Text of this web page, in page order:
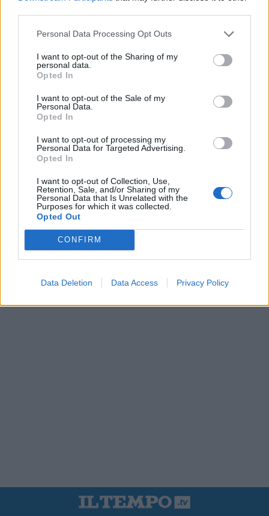
Personal Data Processing Opt Outs
I want to opt-out of the Sharing of my
personal data.
Opted In
I want to opt-out of the Sale of my
Personal Data.
Opted In
I want to opt-out of processing my
Personal Data for Targeted Advertising.
Opted In
I want to opt-out of Collection, Use,
Retention, Sale, and/or Sharing of my
Personal Data that Is Unrelated with the
Purposes for which it was collected.
Opted Out
CONFIRM
Data Deletion Data Access Privacy Policy